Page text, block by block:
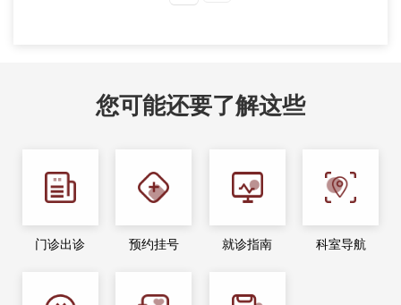
您可能还要了解这些
门诊出诊 预约挂号 就诊指南 科室导航